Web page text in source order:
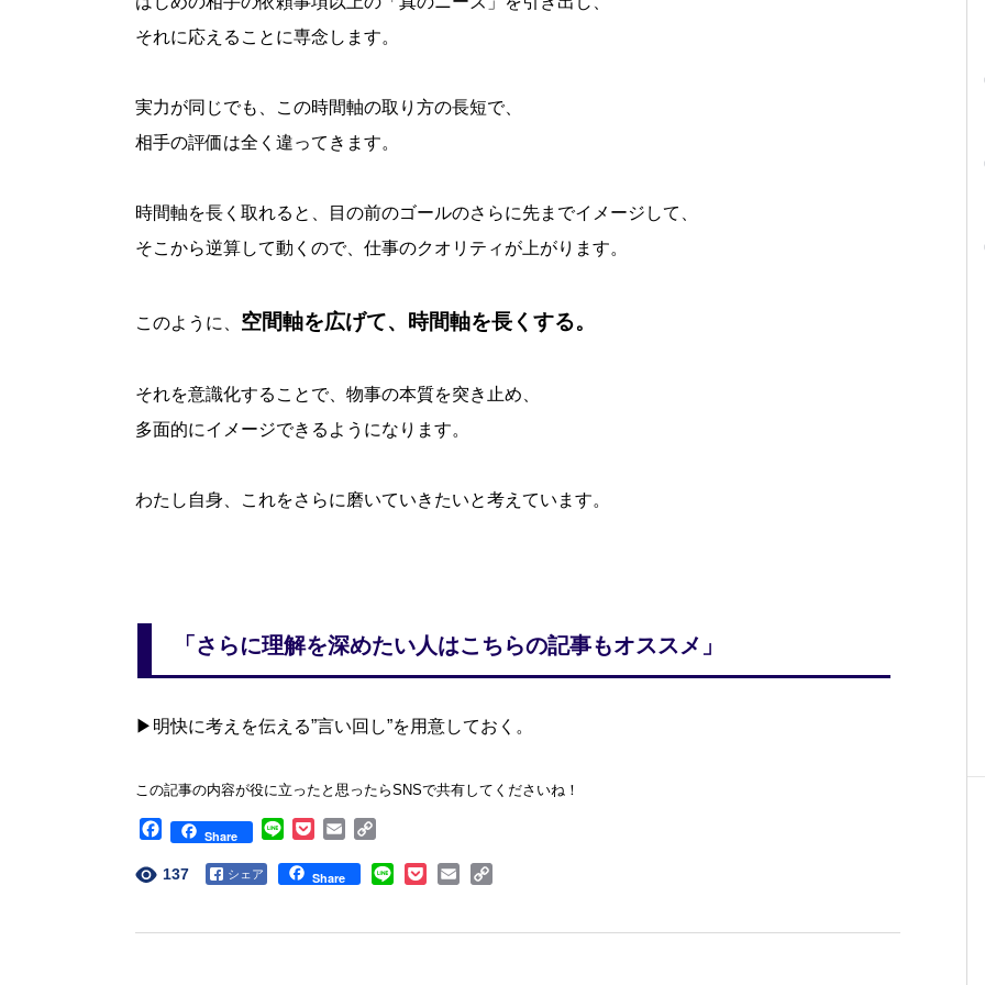
それに応えることに専念します。
実力が同じでも、この時間軸の取り方の長短で、
相手の評価は全く違ってきます。
時間軸を長く取れると、目の前のゴールのさらに先までイメージして、
そこから逆算して動くので、仕事のクオリティが上がります。
このように、 空間軸を広げて、時間軸を長くする。
それを意識化することで、物事の本質を突き止め、
多面的にイメージできるようになります。
わたし自身、これをさらに磨いていきたいと考えています。
「さらに理解を深めたい人はこちらの記事もオススメ」
▶︎ 明快に考えを伝える”言い回し”を用意しておく。
この記事の内容が役に立ったと思ったらSNSで共有してくださいね！
Facebook
Share Line PocketEmail
137 Facebook Share